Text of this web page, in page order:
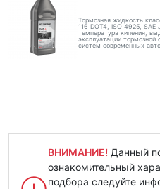
Тормозная жидкость
116 DOT4, ISO 4925,
температура кипения,
эксплуатации
систем современных
ВНИМАНИЕ! Данный
ознакомительный
подбора следуйте